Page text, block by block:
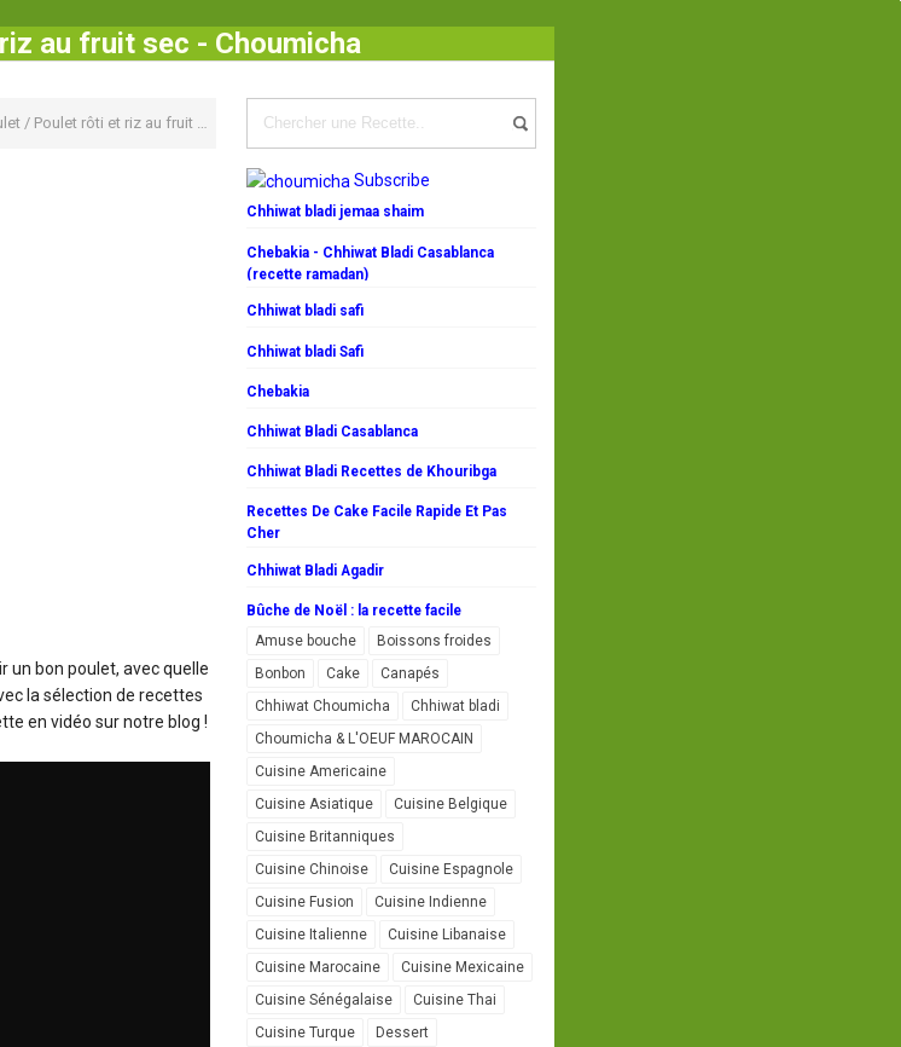
au fruit sec - Choumicha
/ Poulet rôti et riz au fruit sec
un bon poulet, avec quelle
la sélection de recettes
en vidéo sur notre blog !
Subscribe
Chhiwat bladi jemaa shaim
Chebakia - Chhiwat Bladi Casablanca
(recette ramadan)
Chhiwat bladi safi
Chhiwat bladi Safi
Chebakia
Chhiwat Bladi Casablanca
Chhiwat Bladi Recettes de Khouribga
Recettes De Cake Facile Rapide Et Pas
Cher
Chhiwat Bladi Agadir
Bûche de Noël : la recette facile
Amuse bouche
Boissons froides
Bonbon
Cake
Canapés
Chhiwat Choumicha
Chhiwat bladi
Choumicha & L'OEUF MAROCAIN
Cuisine Americaine
Cuisine Asiatique
Cuisine Belgique
Cuisine Britanniques
Cuisine Chinoise
Cuisine Espagnole
Cuisine Fusion
Cuisine Indienne
Cuisine Italienne
Cuisine Libanaise
Cuisine Marocaine
Cuisine Mexicaine
Cuisine Sénégalaise
Cuisine Thai
Cuisine Turque
Dessert